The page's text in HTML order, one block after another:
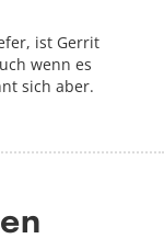
ist Gerrit
wenn es
sich aber.